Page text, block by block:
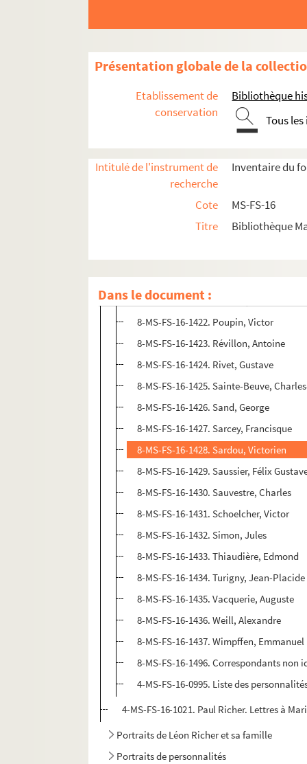
Présentation globale de la
Etablissement de
conservation
Bibliothèque
Tous
Intitulé de l'instrument de
recherche
Inventaire du
Cote
MS-FS-16
Titre
Bibliothèque
Dans le document :
8-MS-FS-16-1413. Meunier, Victor
1-MS-FS-16-004. Michel, Louise
8-MS-FS-16-1415. Mill, John Stuart
8-MS-FS-16-1416. Montaut, Bernard
8-MS-FS-16-1417. Mora, Antoine
8-MS-FS-16-1420. Pelletan, Eugène
4-MS-FS-16-1000. Pernolet, Charles
8-MS-FS-16-1421. Portalis, Edouard
8-MS-FS-16-1422. Poupin, Victor
8-MS-FS-16-1423. Révillon, Antoine
8-MS-FS-16-1424. Rivet, Gustave
8-MS-FS-16-1425. Sainte-Beuve,
8-MS-FS-16-1426. Sand, George
8-MS-FS-16-1427. Sarcey, Francisque
8-MS-FS-16-1428. Sardou, Victorien
8-MS-FS-16-1429. Saussier, Félix
8-MS-FS-16-1430. Sauvestre, Charles
8-MS-FS-16-1431. Schoelcher, Victor
8-MS-FS-16-1432. Simon, Jules
8-MS-FS-16-1433. Thiaudière, Edmond
8-MS-FS-16-1434. Turigny, Jean-Placide
8-MS-FS-16-1435. Vacquerie, Auguste
8-MS-FS-16-1436. Weill, Alexandre
8-MS-FS-16-1437. Wimpffen, Emmanuel
8-MS-FS-16-1496. Correspondants non
4-MS-FS-16-0995. Liste des
4-MS-FS-16-1021. Paul Richer. Lettres à
Portraits de Léon Richer et sa famille
Portraits de personnalités